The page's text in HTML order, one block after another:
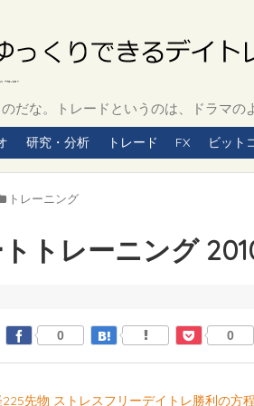
だな。トレードというのは、ドラマの
研究・分析 トレード FX ビット
トレーニング
トレーニング
0 0
225先物 ストレスフリーデイトレ勝利の方